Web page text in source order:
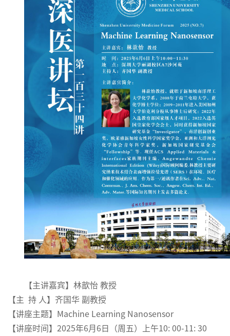
【主讲嘉宾】林歆怡 教授
【主 持 人】齐国华 副教授
【讲座主题】Machine Learning Nanosensor
【讲座时间】2025年6月6日（周五）上午10: 00-11: 30